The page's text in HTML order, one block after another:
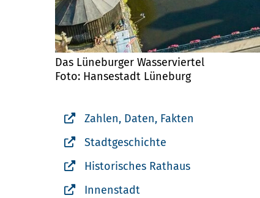
Das Lüneburger Wasserviertel
Foto: Hansestadt Lüneburg
Zahlen, Daten, Fakten
Stadtgeschichte
Historisches Rathaus
Innenstadt